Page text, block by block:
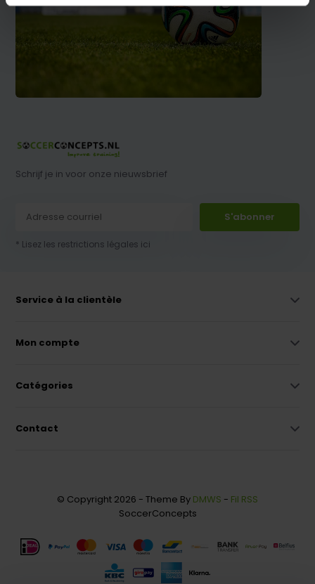
Schrijf je in voor onze nieuwsbrief
S'abonner
* Lisez les restrictions légales ici
Service à la clientèle
Mon compte
Catégories
Contact
© Copyright 2026 - Theme By DMWS - Fil RSS
SoccerConcepts